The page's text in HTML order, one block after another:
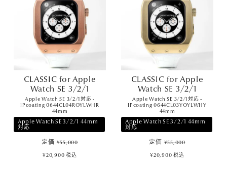
AppleWatch SE 3/2/1 (40mm)
AppleWatch SE 3/2/1 (44mm)
STRAP/Accessory
Beltset
PICK UP
NEWS
ABOUT
CLASSIC for Apple
Watch SE 3/2/1
Apple Watch SE 3/2/1対応 -
IPcoating 0644CL04ROYLWHR
44mm
Apple Watch SE 3/2/1 44mm
対応
定価 ¥55,000
¥20,900 税込
CLASSIC for Apple
Watch SE 3/2/1
Apple Watch SE 3/2/1対応 -
IPcoating 0644CL03YOYLWHY
44mm
Apple Watch SE 3/2/1 44mm
対応
定価 ¥55,000
¥20,900 税込